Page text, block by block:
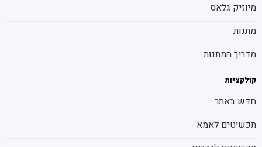
מיוזיק גלאס
מתנות
מדריך המתנות
קולקציות
חדש באתר
תכשיטים לאמא